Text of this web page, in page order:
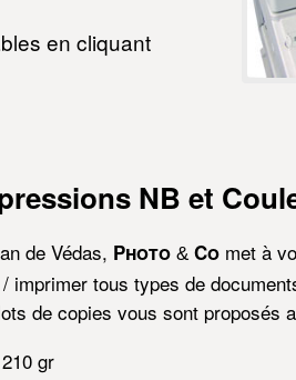
en cliquant
NB et
de Védas, Photo &Comet à
imprimer tous types de
de copies vous sont proposés
gr